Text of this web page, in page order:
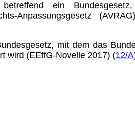
ein
Anpas­sungs­gesetz
mit dem das
wird (EEffG-Novelle 2017) (12/A